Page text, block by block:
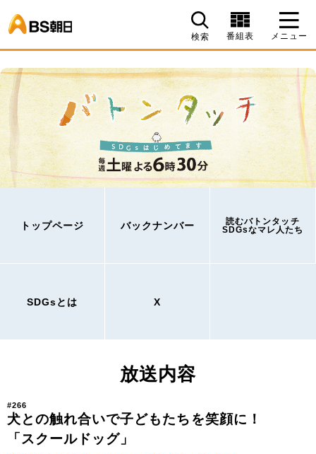
検索 番組表 メニュー
トップページ バックナンバー
読むバトンタッチ
SDGsなマレ人たち
SDGsとは X
放送内容
#266
犬との触れ合いで子どもたちを笑顔に！
「スクールドッグ」